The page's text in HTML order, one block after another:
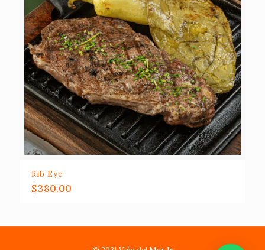
Rib Eye
$380.00